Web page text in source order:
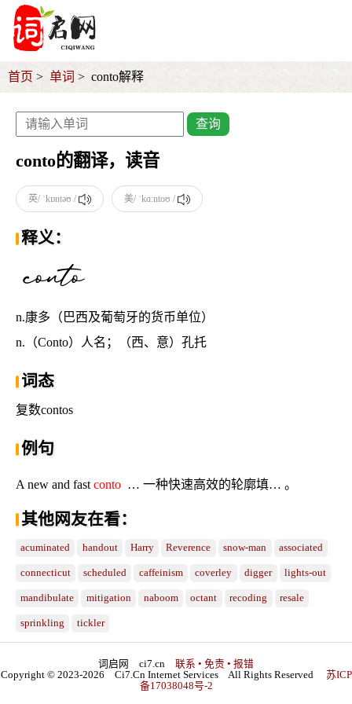
首页 单词 conto解释
查询
conto的翻译，读音
英/ ˈkɒntəʊ / 美/ ˈkɑːntoʊ /
释义：
n.康多（巴西及葡萄牙的货币单位）
n.（Conto）人名；（西、意）孔托
词态
复数contos
例句
A new and fast conto … 一种快速高效的轮廓填… 。
其他网友在看：
acuminated handout Harry Reverence snow-man associated
connecticut scheduled caffeinism coverley digger lights-out
mandibulate mitigation naboom octant recoding resale
sprinkling tickler
词启网 ci7.cn 联系 • 免责 • 报错
Copyright © 2023-2026 Ci7.Cn Internet Services All Rights Reserved
苏ICP
备17038048号-2